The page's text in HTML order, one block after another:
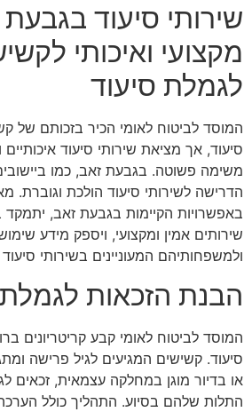
שירותי סיעוד בגבעת
מקצועי ואיכותי
לגמלת סיעוד
המוסד לביטוח לאומי הכיר בזכותם של
סיעוד, אך מציאת שירותי סיעוד איכותיים
משימה פשוטה. בגבעת זאב, כמו
הדרישה לשירותי סיעוד הולכת וגוברת.
באפשרויות הקיימות בגבעת זאב,
שירותים אמין ומקצועי, ויספק מידע
ולמשפחותיהם המעוניינים בשירותי סיעוד
הבנת הזכאות
המוסד לביטוח לאומי קבע קריטריונים
סיעוד. קשישים המגיעים לגיל פרישה
או בדיור מוגן במחלקה עצמאית, זכאים
התלות שלהם בסיוע. התהליך כולל